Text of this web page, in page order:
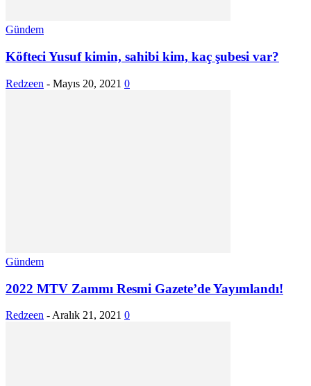
Gündem
Köfteci Yusuf kimin, sahibi kim, kaç şubesi var?
Redzeen - Mayıs 20, 2021 0
Gündem
2022 MTV Zammı Resmi Gazete’de Yayımlandı!
Redzeen - Aralık 21, 2021 0